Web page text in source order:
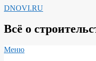
Перейти
содержимому
DNOVI.RU
Всё о
Вторичное
Меню